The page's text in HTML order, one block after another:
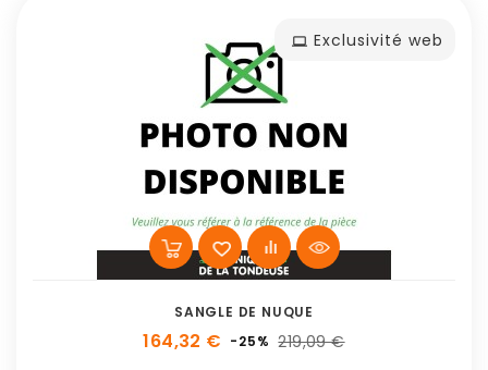
Exclusivité web
SANGLE DE NUQUE
164,32 € -25% 219,09 €